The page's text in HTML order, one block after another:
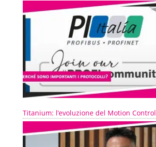
Titanium: l’evoluzione del Motion Control